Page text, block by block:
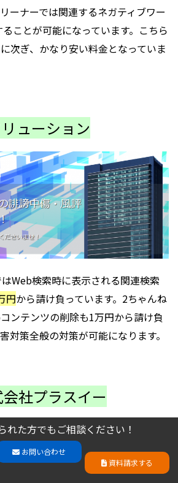
れた方でもご相談ください！
お問い合わせ 資料請求する
ーナーでは関連するネガティブワー
ことが可能になっています。こちら
次ぎ、かなり安い料金となっていま
ューション
Web検索時に表示される関連検索
円から請け負っています。2ちゃんね
ンテンツの削除も1万円から請け負
対策全般の対策が可能になります。
社プラスイー
れた方でもご相談ください！
お問い合わせ
資料請求する